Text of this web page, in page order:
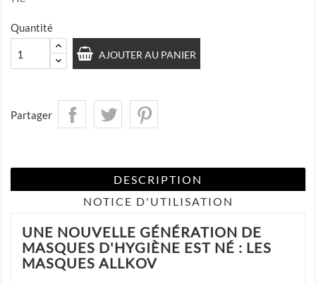
Quantité
AJOUTER AU PANIER
Partager
DESCRIPTION
NOTICE D'UTILISATION
UNE NOUVELLE GÉNÉRATION DE
MASQUES D'HYGIÈNE EST NÉ : LES
MASQUES ALLKOV